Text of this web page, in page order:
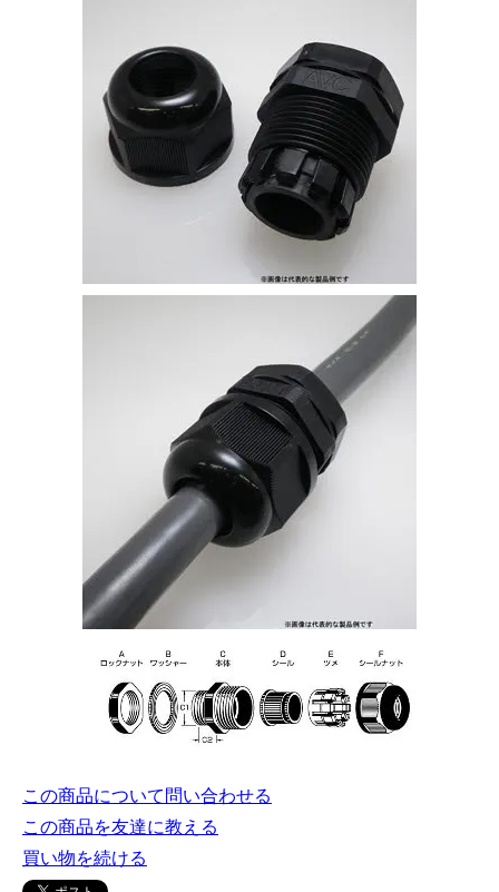
この商品について問い合わせる
この商品を友達に教える
買い物を続ける